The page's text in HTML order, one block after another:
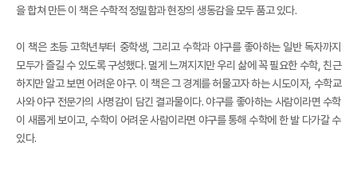
을 합쳐 만든 이 책은 수학적 정밀함과 현장의 생동감을 모두 품고 있다.
이 책은 초등 고학년부터 중학생, 그리고 수학과 야구를 좋아하는 일반 독자까지
모두가 즐길 수 있도록 구성했다. 멀게 느껴지지만 우리 삶에 꼭 필요한 수학, 친근
하지만 알고 보면 어려운 야구. 이 책은 그 경계를 허물고자 하는 시도이자, 수학교
사와 야구 전문가의 사명감이 담긴 결과물이다. 야구를 좋아하는 사람이라면 수학
이 새롭게 보이고, 수학이 어려운 사람이라면 야구를 통해 수학에 한 발 다가갈 수
있다.